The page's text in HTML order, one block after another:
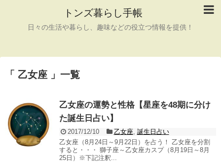
トンズ暮らし手帳
日々の生活や暮らし、趣味などの役立つ情報を提供！
「 乙女座 」一覧
乙女座の運勢と性格【星座を48期に分け
た誕生日占い】
2017/12/10 乙女座, 誕生日占い
乙女座（8月24日～9月22日）を占う！ 乙女座を分割
すると・・・ 獅子座～乙女座カスプ（8月19日～8月
25日）※下記注釈...